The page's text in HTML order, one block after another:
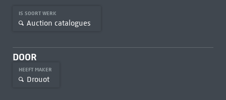
IS SOORT WERK
Auction catalogues
DOOR
HEEFT MAKER
Drouot